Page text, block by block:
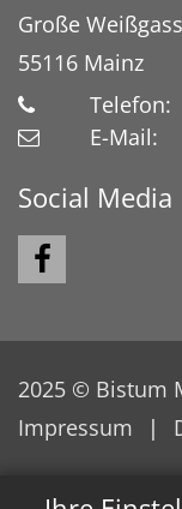
Große
55116 Mainz
Telefon:
E-Mail:
Social Media
2025 © Bistum
Impressum